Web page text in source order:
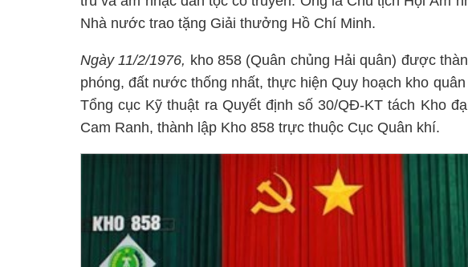
Nhà nước trao tặng Giải thưởng Hồ Chí Minh.
Ngày 11/2/1976, kho 858 (Quân chủng Hải quân) được
phóng, đất nước thống nhất, thực hiện Quy hoạch kho
Tổng cục Kỹ thuật ra Quyết định số 30/QĐ-KT tách Kho
Cam Ranh, thành lập Kho 858 trực thuộc Cục Quân khí.